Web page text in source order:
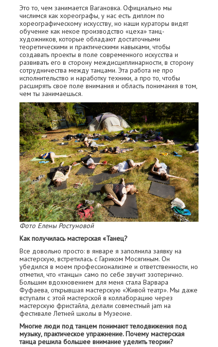
Это то, чем занимается Вагановка. Официально мы
числимся как хореографы, у нас есть диплом по
хореографическому искусству, но наши кураторы видят
обучение как некое производство «цеха» танц-
художников, которые обладают достаточными
теоретическими и практическими навыками, чтобы
создавать проекты в поле современного искусства и
развивать его в сторону междисциплинарности, в сторону
сотрудничества между танцами. Эта работа не про
исполнительство и наработку техники, а про то, чтобы
расширять свое поле внимания и область понимания в том,
чем ты занимаешься.
Фото Елены Ростуновой
Как получилась мастерская «Танец?
Все довольно просто: в январе я заполнила заявку на
мастерскую, встретилась с Гариком Мосягиным. Он
убедился в моем профессионализме и ответственности, но
отметил, что «танцы» само по себе звучит эзотерично.
Большим вдохновением для меня стала Варвара
Фуфаева, открывшая мастерскую «Живой театр». Мы даже
вступали с этой мастерской в коллаборацию через
мастерскую фристайла, делали совместный jam на
фестивале Летней школы в Музеоне.
Многие люди под танцем понимают телодвижения под
музыку, практическое упражнение. Почему мастерская
танца решила большее внимание уделить теории?